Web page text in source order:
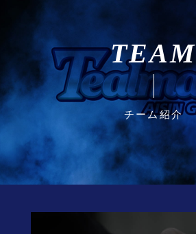
TEAM
チーム紹介